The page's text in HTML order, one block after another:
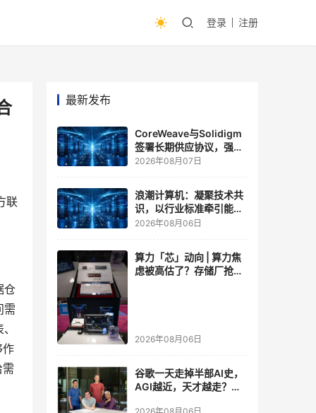
登录 注册
联
仓
需
作
最新发布
CoreWeave与Solidigm
签署长期供应协议，强化
一体化人工智能云平台
2026年08月07日
浪潮计算机：凝聚技术共
识，以行业标准牵引能力
跃升
2026年08月06日
算力「芯」动向 | 算力焦
虑被高估了？存储厂抢了
2026年08月06日
谷歌一天走掉半部AI史，
AGI越近，天才越走？大